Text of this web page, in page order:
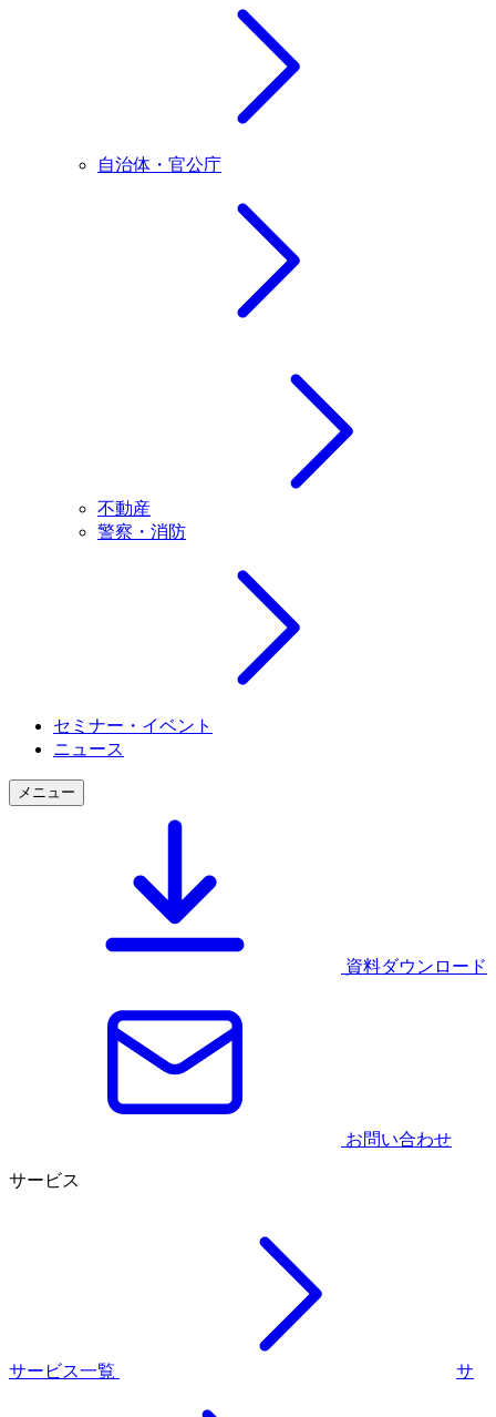
自治体・官公庁
不動産
警察・消防
セミナー・イベント
ニュース
メニュー
資料ダウンロード
お問い合わせ
サービス
サービス一覧 サ